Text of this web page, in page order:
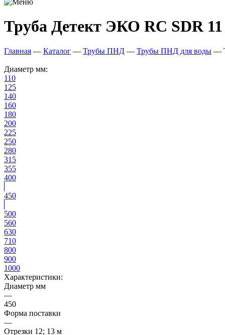
Труба Детект ЭКО RC SDR
Главная — Каталог — Трубы ПНД — Трубы ПНД для воды —
Диаметр мм:
110
125
140
160
180
200
225
250
280
315
355
400
450
500
560
630
710
800
900
1000
Характеристики:
Диаметр мм
—
450
Форма поставки
—
Отрезки 12; 13 м